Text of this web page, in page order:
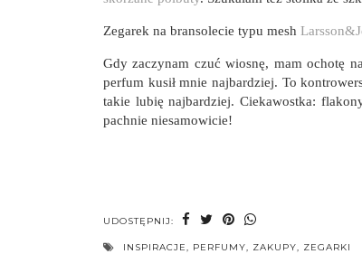
Zegarek na bransolecie typu mesh
Gdy zaczynam czuć wiosnę, mam ochotę
perfum kusił mnie najbardziej. To
takie lubię najbardziej. Ciekawostka:
pachnie niesamowicie!
UDOSTĘPNIJ:
INSPIRACJE, PERFUMY, ZAKUPY, ZEGARKI